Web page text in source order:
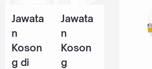
2026
4 Jun
2026
Jawata
n
Koson
g di
Jawata
n
Koson
g